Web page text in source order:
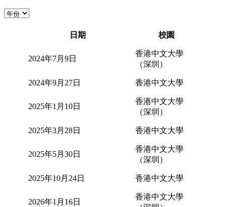
日期 校園
2024年7月9日
香港中文大學
（深圳）
2024年9月27日 香港中文大學
2025年1月10日
香港中文大學
（深圳）
2025年3月28日 香港中文大學
2025年5月30日
香港中文大學
（深圳）
2025年10月24日 香港中文大學
2026年1月16日
香港中文大學